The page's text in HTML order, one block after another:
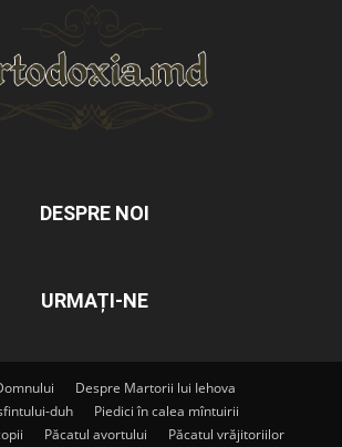
DESPRE NOI
URMAȚI-NE
Despre Martorii lui Iehova
duh
Piedici în calea mîntuirii
Păcatul avortului Păcatul vrăjitoriilor